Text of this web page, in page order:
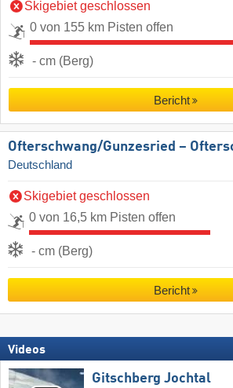
Skigebiet geschlossen
0 von 155 km Pisten offen
- cm (Berg)
Bericht
Ofterschwang/​Gunzesried –
Deutschland
Skigebiet geschlossen
0 von 16,5 km Pisten offen
- cm (Berg)
Bericht
Videos
Gitschberg Jochtal